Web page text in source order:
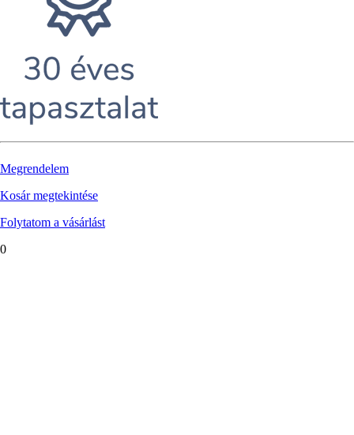
Megrendelem
Kosár megtekintése
Folytatom a vásárlást
0